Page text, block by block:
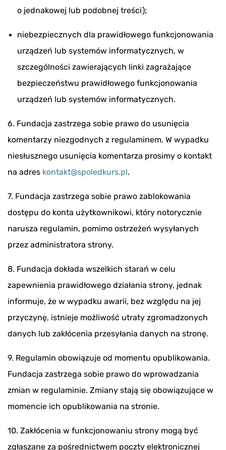
o jednakowej lub podobnej treści);
niebezpiecznych dla prawidłowego funkcjonowania
urządzeń lub systemów informatycznych, w
szczególności zawierających linki zagrażające
bezpieczeństwu prawidłowego funkcjonowania
urządzeń lub systemów informatycznych.
6. Fundacja zastrzega sobie prawo do usunięcia
komentarzy niezgodnych z regulaminem. W wypadku
niesłusznego usunięcia komentarza prosimy o kontakt
na adres kontakt@spoledkurs.pl.
7. Fundacja zastrzega sobie prawo zablokowania
dostępu do konta użytkownikowi, który notorycznie
narusza regulamin, pomimo ostrzeżeń wysyłanych
przez administratora strony.
8. Fundacja dokłada wszelkich starań w celu
zapewnienia prawidłowego działania strony, jednak
informuje, że w wypadku awarii, bez względu na jej
przyczynę, istnieje możliwość utraty zgromadzonych
danych lub zakłócenia przesyłania danych na stronę.
9. Regulamin obowiązuje od momentu opublikowania.
Fundacja zastrzega sobie prawo do wprowadzania
zmian w regulaminie. Zmiany stają się obowiązujące w
momencie ich opublikowania na stronie.
10. Zakłócenia w funkcjonowaniu strony mogą być
zgłaszane za pośrednictwem poczty elektronicznej